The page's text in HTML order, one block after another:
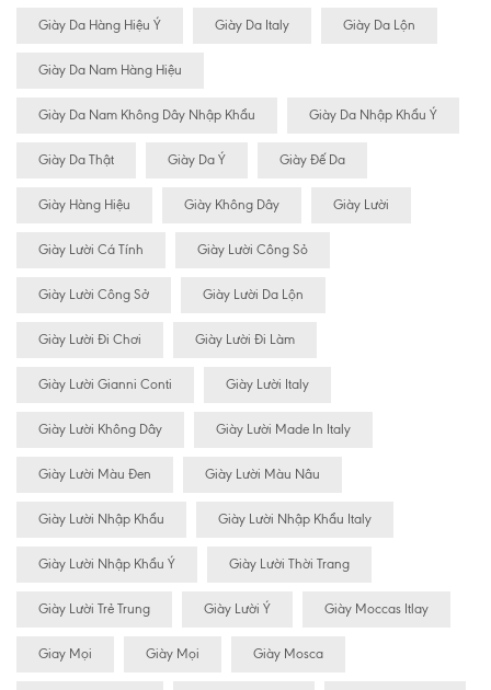
Giày Da Hàng Hiệu Ý Giày Da Italy Giày Da Lộn
Giày Da Nam Hàng Hiệu
Giày Da Nam Không Dây Nhập Khẩu Giày Da Nhập Khẩu Ý
Giày Da Thật Giày Da Ý Giày Đế Da
Giày Hàng Hiệu Giày Không Dây Giày Lười
Giày Lười Cá Tính Giày Lười Công Sỏ
Giày Lười Công Sở Giày Lười Da Lộn
Giày Lười Đi Chơi Giày Lười Đi Làm
Giày Lười Gianni Conti Giày Lười Italy
Giày Lười Không Dây Giày Lười Made In Italy
Giày Lười Màu Đen Giày Lười Màu Nâu
Giày Lười Nhập Khẩu Giày Lười Nhập Khẩu Italy
Giày Lười Nhập Khẩu Ý Giày Lười Thời Trang
Giày Lười Trẻ Trung Giày Lười Ý Giày Moccas Itlay
Giay Mọi Giày Mọi Giày Mosca